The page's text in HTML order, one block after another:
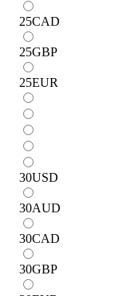
25CAD
25GBP
25EUR
30USD
30AUD
30CAD
30GBP